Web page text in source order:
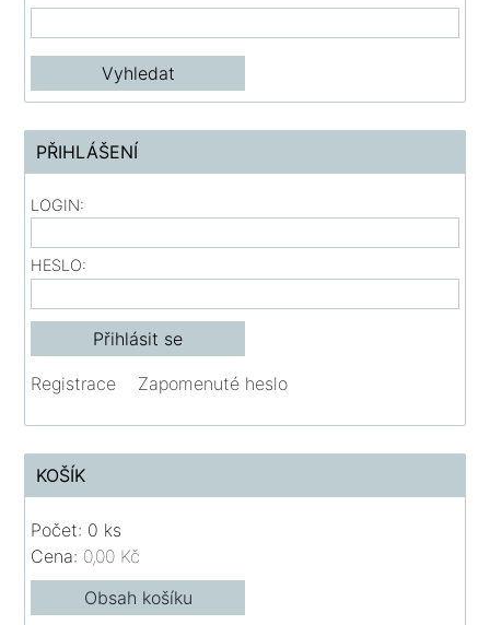
PŘIHLÁŠENÍ
LOGIN:
HESLO:
Registrace Zapomenuté heslo
KOŠÍK
Počet: 0 ks
Cena: 0,00 Kč
Obsah košíku